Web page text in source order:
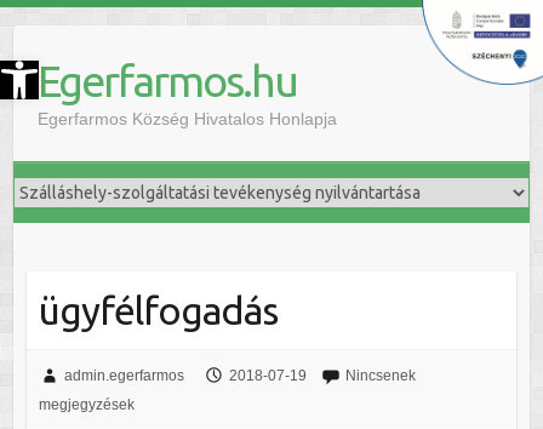
Eszköztár megnyitása Egerfarmos.hu
Egerfarmos Község Hivatalos Honlapja
ügyfélfogadás
admin.egerfarmos 2018-07-19
Nincsenek
megjegyzések